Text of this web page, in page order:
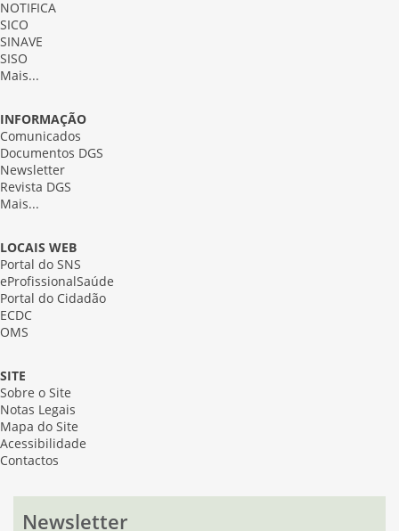
NOTIFICA
SICO
SINAVE
SISO
Mais...
INFORMAÇÃO
Comunicados
Documentos DGS
Newsletter
Revista DGS
Mais...
LOCAIS WEB
Portal do SNS
eProfissionalSaúde
Portal do Cidadão
ECDC
OMS
SITE
Sobre o Site
Notas Legais
Mapa do Site
Acessibilidade
Contactos
Newsletter